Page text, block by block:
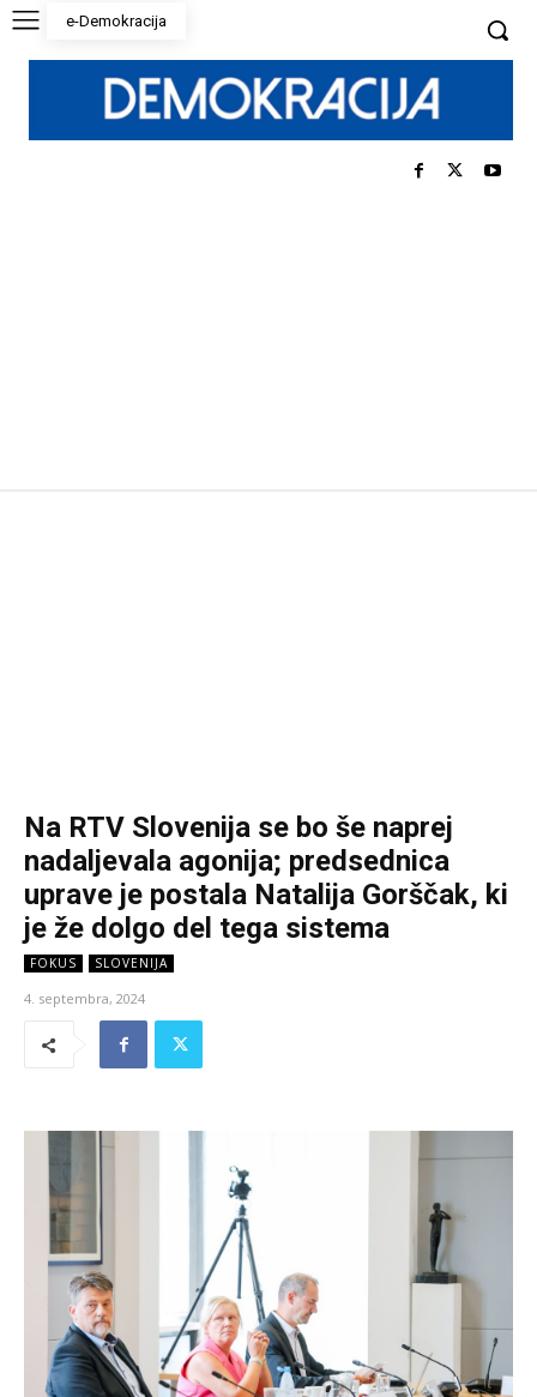
e-Demokracija
Na RTV Slovenija se bo še naprej
nadaljevala agonija; predsednica
uprave je postala Natalija Gorščak, ki
je že dolgo del tega sistema
FOKUS SLOVENIJA
4. septembra, 2024